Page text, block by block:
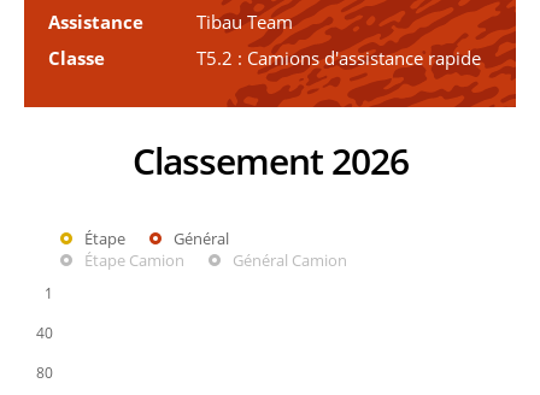
Assistance
Tibau Team
Classe
T5.2 : Camions d'assistance rapide
Classement 2026
Étape
Général
Étape Camion
Général Camion